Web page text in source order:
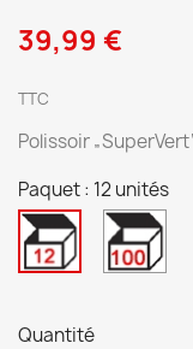
39,99 €
TTC
Polissoir
Paquet : 12 unités
12
unités
Quantité